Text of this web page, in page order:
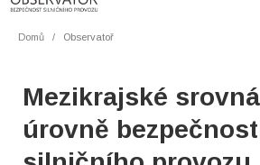
Domů Observatoř
Mezikrajské
úrovně